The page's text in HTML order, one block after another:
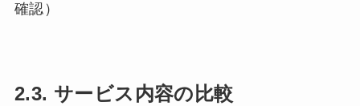
確認）
2.3. サービス内容の比較